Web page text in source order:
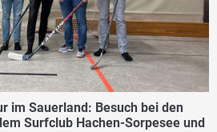
im Sauerland: Besuch bei den
Surfclub Hachen-Sorpesee und